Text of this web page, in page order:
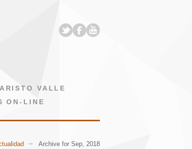
VALLE
ON-LINE
Archive for Sep, 2018